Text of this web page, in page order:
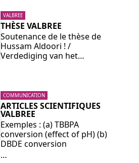
VALBREE
THÈSE VALBREE
Soutenance de le thèse de
Hussam Aldoori ! /
Verdediging van het…
COMMUNICATION
ARTICLES SCIENTIFIQUES
VALBREE
Exemples : (a) TBBPA
conversion (effect of pH) (b)
DBDE conversion
…